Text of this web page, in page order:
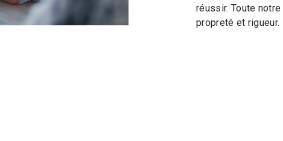
réussir. Toute
propreté et rigueur.